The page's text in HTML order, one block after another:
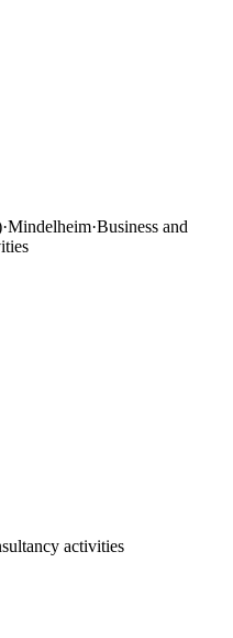
·Mindelheim·Business and
activities